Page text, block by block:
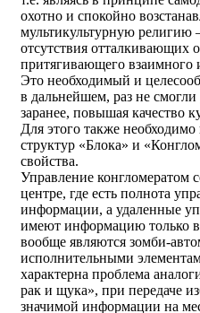
охотно и спокойно
мультикультурную религию
отсутствия отталкивающих
притягивающего взаимного
Это необходимый и
в дальнейшем, раз не смогли
заранее, повышая качество
Для этого также
структур «Блока» и
свойства.
Управление конгломератом
центре, где есть полнота
информации, а удаленные
имеют информацию только
вообще являются зомби-
исполнительными
характерна проблема
рак и щука», при передаче
значимой информации на